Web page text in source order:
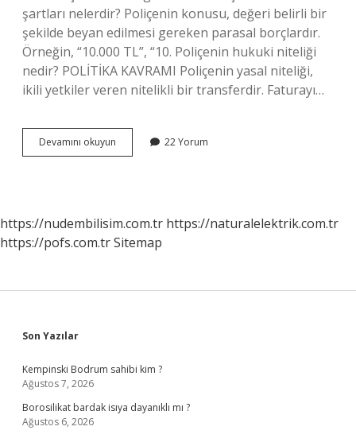
şartları nelerdir? Poliçenin konusu, değeri belirli bir
şekilde beyan edilmesi gereken parasal borçlardır.
Örneğin, “10.000 TL”, “10. Poliçenin hukuki niteliği
nedir? POLİTİKA KAVRAMI Poliçenin yasal niteliği,
ikili yetkiler veren nitelikli bir transferdir. Faturayı…
Devamını okuyun
Ne
22 Yorum
https://nudembilisim.com.tr https://naturalelektrik.com.tr
https://pofs.com.trSitemap
Sidebar
Son Yazılar
Kempinski Bodrum sahibi kim ?
Ağustos 7, 2026
Borosilikat bardak isıya dayanıklı mı ?
Ağustos 6, 2026